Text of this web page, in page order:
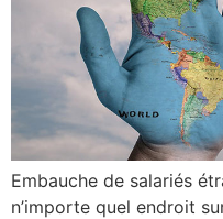
Embauche de salariés
n’importe quel endroit